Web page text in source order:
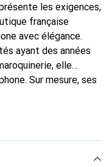
les exigences,
française
avec élégance.
ayant des années
elle
Sur mesure, ses
et indispensable
de haute qualité et
exigeante.